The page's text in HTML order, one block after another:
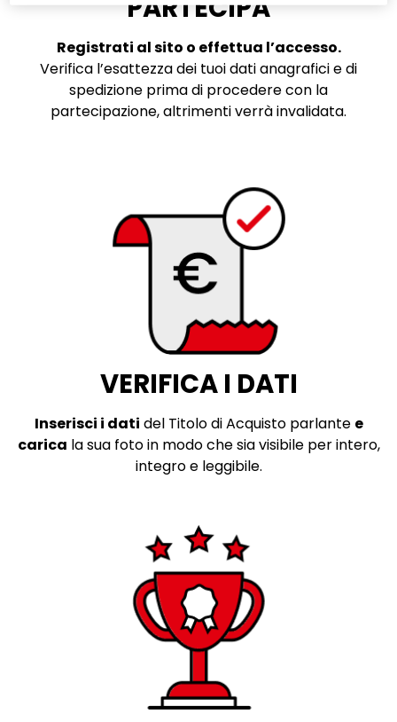
PARTECIPA
Registrati al sito o effettua l’accesso.
Verifica l’esattezza dei tuoi dati anagrafici e di
spedizione prima di procedere con la
partecipazione, altrimenti verrà invalidata.
VERIFICA I DATI
Inserisci i dati del Titolo di Acquisto parlante e
carica la sua foto in modo che sia visibile per intero,
integro e leggibile.